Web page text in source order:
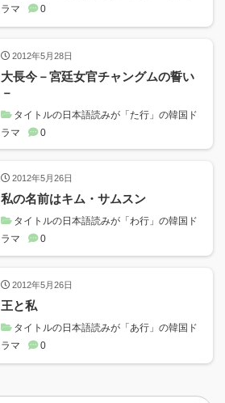
ラマ
0
2012年5月28日
大長今－宮廷女官チャングムの誓い
－
タイトルの日本語読みが「た行」の韓国ド
ラマ
0
2012年5月26日
私の名前はキム・サムスン
タイトルの日本語読みが「わ行」の韓国ド
ラマ
0
2012年5月26日
王と私
タイトルの日本語読みが「あ行」の韓国ド
ラマ
0